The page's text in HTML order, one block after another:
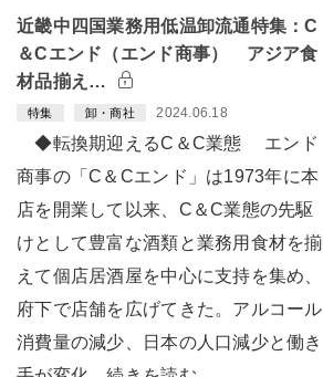
近畿中四国業務用低温卸流通特集：C
＆Cエンド（エンド商事） アジア食
材品揃え…
特集 卸・商社 2024.06.18
◆転換期迎えるC＆C業態 エンド
商事の「C＆Cエンド」は1973年に本
店を開業して以来、C＆C業態の先駆
けとして豊富な酒類と業務用食材を揃
えて個店居酒屋を中心に支持を集め、
府下で店舗を広げてきた。アルコール
消費量の減少、日本の人口減少と働き